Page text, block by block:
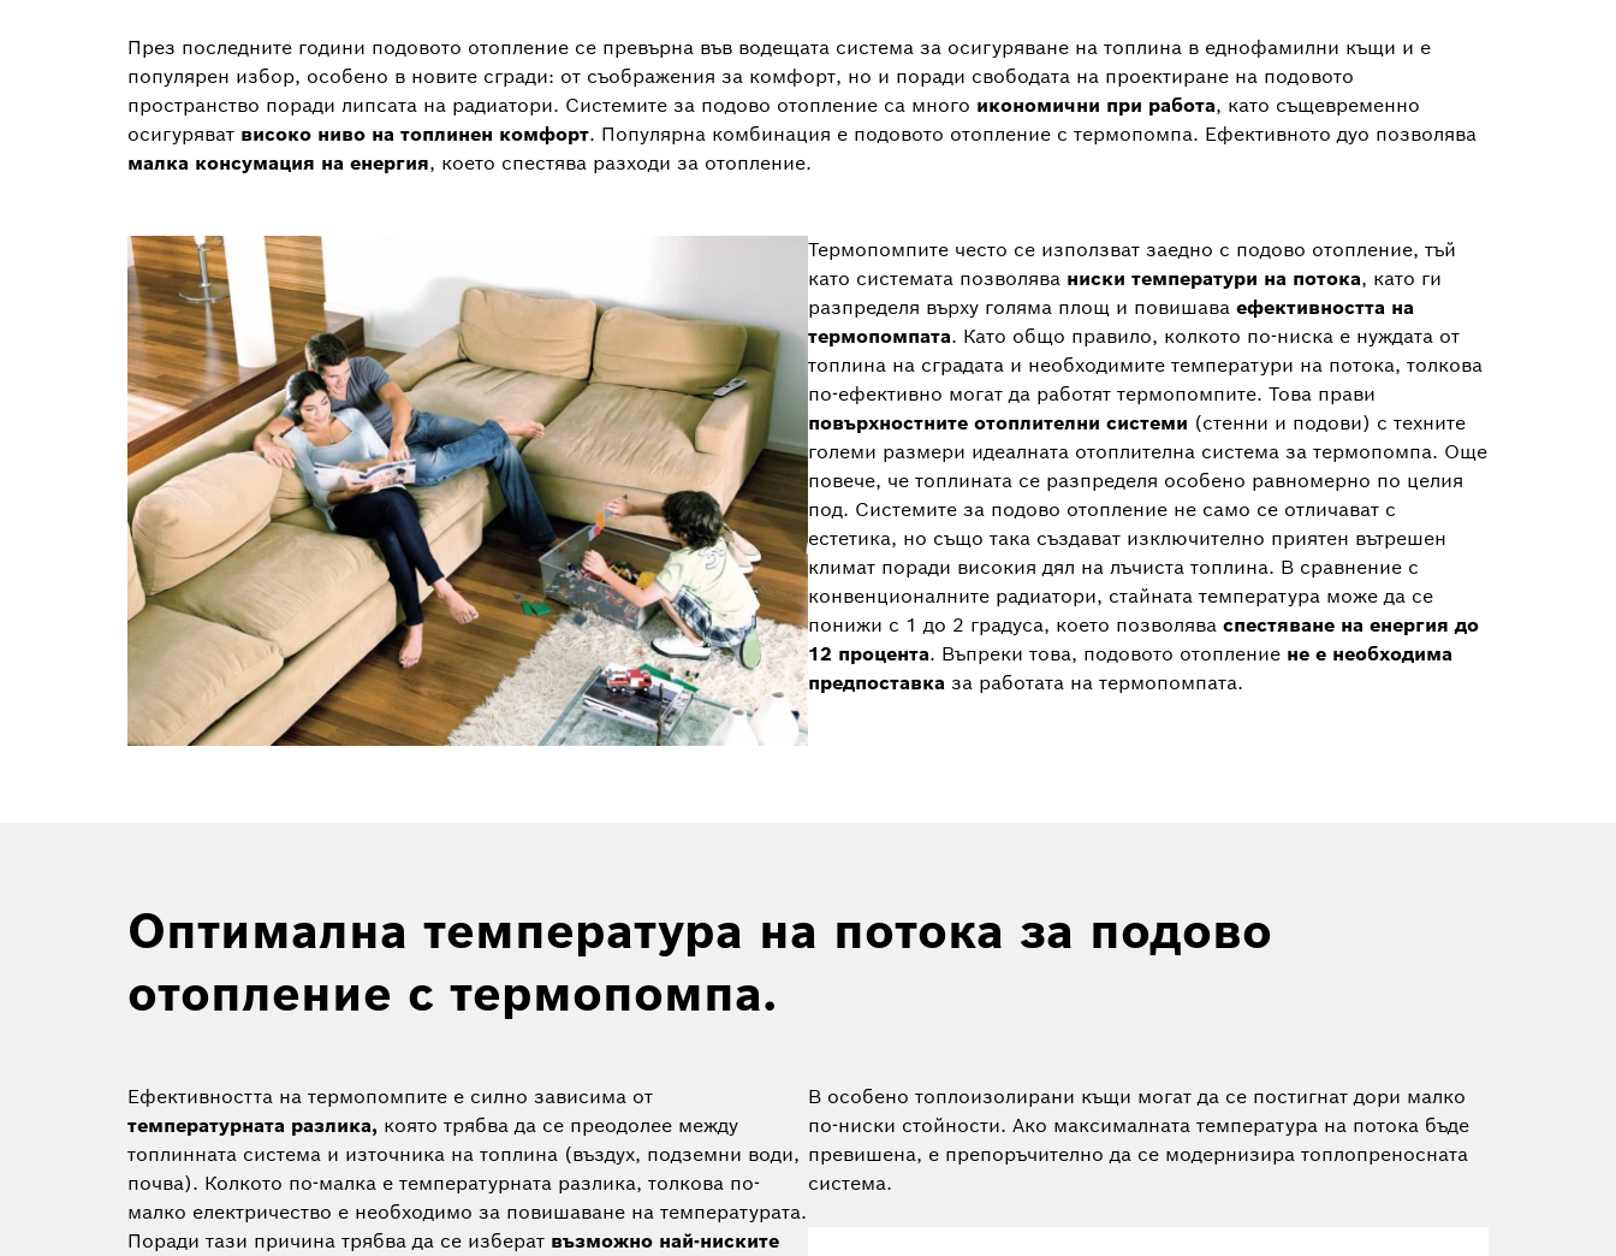
През последните години подовото отопление се превърна във водещата система за осигуряване на топлина в еднофамилни къщи и е
популярен избор, особено в новите сгради: от съображения за комфорт, но и поради свободата на проектиране на подовото
пространство поради липсата на радиатори. Системите за подово отопление са много икономични при работа, като същевременно
осигуряват високо ниво на топлинен комфорт. Популярна комбинация е подовото отопление с термопомпа. Ефективното дуо позволява
малка консумация на енергия, което спестява разходи за отопление.
Термопомпите често се използват заедно с подово отопление, тъй
като системата позволява ниски температури на потока, като ги
разпределя върху голяма площ и повишава ефективността на
термопомпата. Като общо правило, колкото по-ниска е нуждата от
топлина на сградата и необходимите температури на потока, толкова
по-ефективно могат да работят термопомпите. Това прави
повърхностните отоплителни системи (стенни и подови) с техните
големи размери идеалната отоплителна система за термопомпа. Още
повече, че топлината се разпределя особено равномерно по целия
под. Системите за подово отопление не само се отличават с
естетика, но също така създават изключително приятен вътрешен
климат поради високия дял на лъчиста топлина. В сравнение с
конвенционалните радиатори, стайната температура може да се
понижи с 1 до 2 градуса, което позволява спестяване на енергия до
12 процента. Въпреки това, подовото отопление не е необходима
предпоставка за работата на термопомпата.
Оптимална температура на потока за подово
отопление с термопомпа.
Ефективността на термопомпите е силно зависима от
температурната разлика, която трябва да се преодолее между
топлинната система и източника на топлина (въздух, подземни води,
почва). Колкото по-малка е температурната разлика, толкова по-
малко електричество е необходимо за повишаване на температурата.
Поради тази причина трябва да се изберат възможно най-ниските
В особено топлоизолирани къщи могат да се постигнат дори малко
по-ниски стойности. Ако максималната температура на потока бъде
превишена, е препоръчително да се модернизира топлопреносната
система.